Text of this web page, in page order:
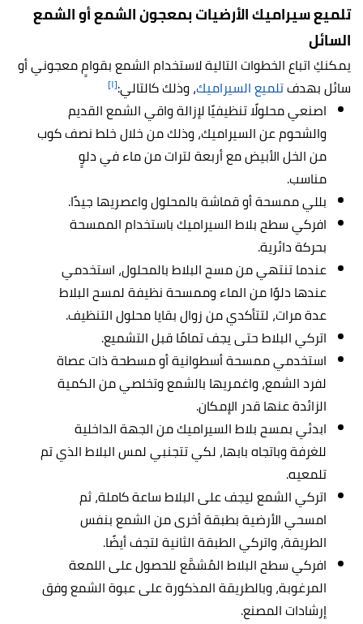
تلميع سيراميك الأرضيات بمعجون الشمع أو الشمع
السائل
يمكنكِ اتباع الخطوات التالية لاستخدام الشمع بقوامٍ معجوني أو
سائل بهدفتلميع السيراميك، وذلك كالتالي:[١]
اصنعي محلولًا تنظيفيًا لإزالة واقي الشمع القديم
والشحوم عن السيراميك، وذلك من خلال خلط نصف كوب
من الخل الأبيض مع أربعة لترات من ماء في دلوٍ
مناسب.
بللي ممسحة أو قماشة بالمحلول واعصريها جيدًا.
افركي سطح بلاط السيراميك باستخدام الممسحة
بحركة دائرية.
عندما تنتهي من مسح البلاط بالمحلول، استخدمي
عندها دلوًا من الماء وممسحة نظيفة لمسح البلاط
عدة مرات، لتتأكدي من زوال بقايا محلول التنظيف.
اتركي البلاط حتى يجف تمامًا قبل التشميع.
استخدمي ممسحة أسطوانية أو مسطحة ذات عصاة
لفرد الشمع، واغمريها بالشمع وتخلصي من الكمية
الزائدة عنها قدر الإمكان.
ابدئي بمسح بلاط السيراميك من الجهة الداخلية
للغرفة وباتجاه بابها، لكي تتجنبي لمس البلاط الذي تم
تلمعيه.
اتركي الشمع ليجف على البلاط ساعة كاملة، ثم
امسحي الأرضية بطبقة أخرى من الشمع بنفس
الطريقة، واتركي الطبقة الثانية لتجف أيضًا.
افركي سطح البلاط المُشمَّع للحصول على اللمعة
المرغوبة، وبالطريقة المذكورة على عبوة الشمع وفق
إرشادات المصنع.